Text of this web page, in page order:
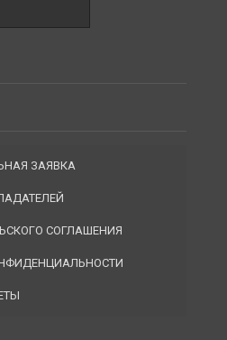
ЗАЯВКА
СОГЛАШЕНИЯ